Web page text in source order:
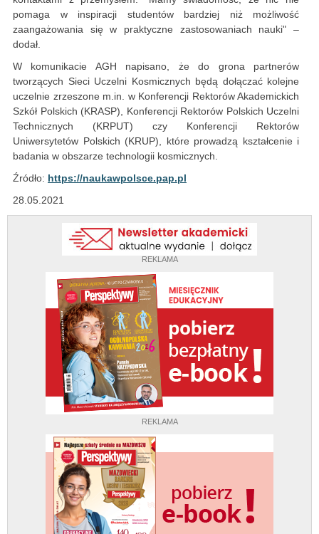
REKLAMA
REKLAMA
pomaga w inspiracji studentów bardziej niż możliwość
zaangażowania się w praktyczne zastosowaniach nauki" –
dodał.
W komunikacie AGH napisano, że do grona partnerów
tworzących Sieci Uczelni Kosmicznych będą dołączać kolejne
uczelnie zrzeszone m.in. w Konferencji Rektorów Akademickich
Szkół Polskich (KRASP), Konferencji Rektorów Polskich Uczelni
Technicznych (KRPUT) czy Konferencji Rektorów
Uniwersytetów Polskich (KRUP), które prowadzą kształcenie i
badania w obszarze technologii kosmicznych.
Źródło: https://naukawpolsce.pap.pl
28.05.2021